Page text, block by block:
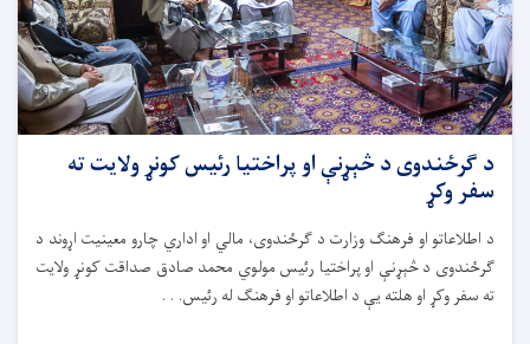
د ګرځندوی د څېړنې او پراختیا رئیس کونړ ولایت ته
سفر وکړ
د اطلاعاتو او فرهنګ وزارت د ګرځندوی، مالي او اداري چارو معینیت اړوند د
ګرځندوی د څېړنې او پراختیا رئیس مولوي محمد صادق صداقت کونړ ولایت
ته سفر وکړ او هلته یې د اطلاعاتو او فرهنګ له رئیس. . .